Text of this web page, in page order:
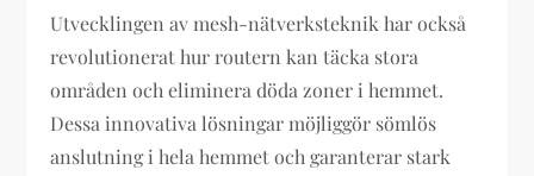
Utvecklingen av mesh-nätverksteknik har också
revolutionerat hur routern kan täcka stora
områden och eliminera döda zoner i hemmet.
Dessa innovativa lösningar möjliggör sömlös
anslutning i hela hemmet och garanterar stark